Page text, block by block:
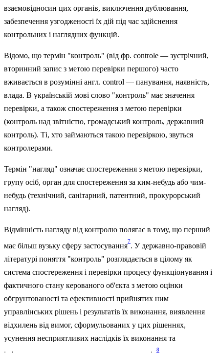
взаємовідносин цих органів, виключення дублювання,
забезпечення уз­годженості їх дій під час здійснення
контрольних і наглядних функцій.
Відомо, що термін "контроль" (від фр. controle — зустрічний,
вторинний запис з метою перевірки першого) часто
вживається в розумінні англ. control — панування, наявність,
влада. В українській мові слово "контроль" має значення
перевірки, а також спостереження з метою перевірки
(контроль над звітністю, громадський контроль, державний
контроль). Ті, хто займаються такою перевіркою, звуться
контролерами.
Термін "нагляд" означає спостереження з метою перевірки,
групу осіб, орган для спостереження за ким-небудь або чим-
небудь (технічний, санітарний, патентний, про­курорський
нагляд).
Відмінність нагляду від контролю полягає в тому, що перший
має більш вузьку сферу застосування
7
. У державно-правовій
літературі поняття "контроль" розглядається в цілому як
система спостереження і перевірки процесу функціонування і
фактичного стану керованого об'єкта з метою оцінки
обгрунтованості та ефективності прийнятих ним
управлінських рішень і результатів їх виконання, виявлення
відхилень від вимог, сформульованих у цих рішеннях,
усунення несприятливих наслідків їх виконання та
8